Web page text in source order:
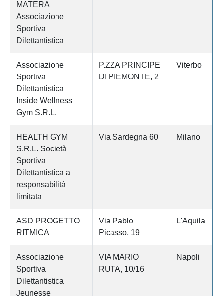
MATERA
Associazione
Sportiva
Dilettantistica
Associazione
Sportiva
Dilettantistica
Inside Wellness
Gym S.R.L.
P.ZZA PRINCIPE
DI PIEMONTE, 2
Viterbo
HEALTH GYM
S.R.L. Società
Sportiva
Dilettantistica a
responsabilità
limitata
Via Sardegna 60 Milano
ASD PROGETTO
RITMICA
Via Pablo
Picasso, 19
L'Aquila
Associazione
Sportiva
Dilettantistica
Jeunesse
VIA MARIO
RUTA, 10/16
Napoli